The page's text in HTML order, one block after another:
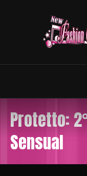
Protetto:
Sensual